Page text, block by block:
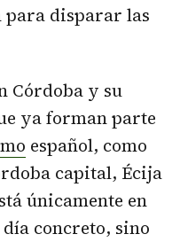
para disparar las
Córdoba y su
ya forman parte
español, como
capital, Écija
únicamente en
concreto, sino